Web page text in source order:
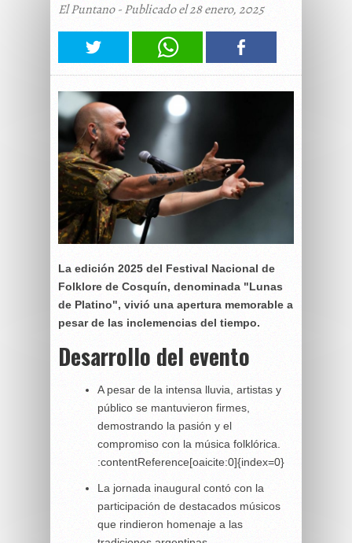
El Puntano - Publicado el 28 enero, 2025
La edición 2025 del Festival Nacional de
Folklore de Cosquín, denominada "Lunas
de Platino", vivió una apertura memorable a
pesar de las inclemencias del tiempo.
Desarrollo del evento
A pesar de la intensa lluvia, artistas y
público se mantuvieron firmes,
demostrando la pasión y el
compromiso con la música folklórica.
:contentReference[oaicite:0]{index=0}
La jornada inaugural contó con la
participación de destacados músicos
que rindieron homenaje a las